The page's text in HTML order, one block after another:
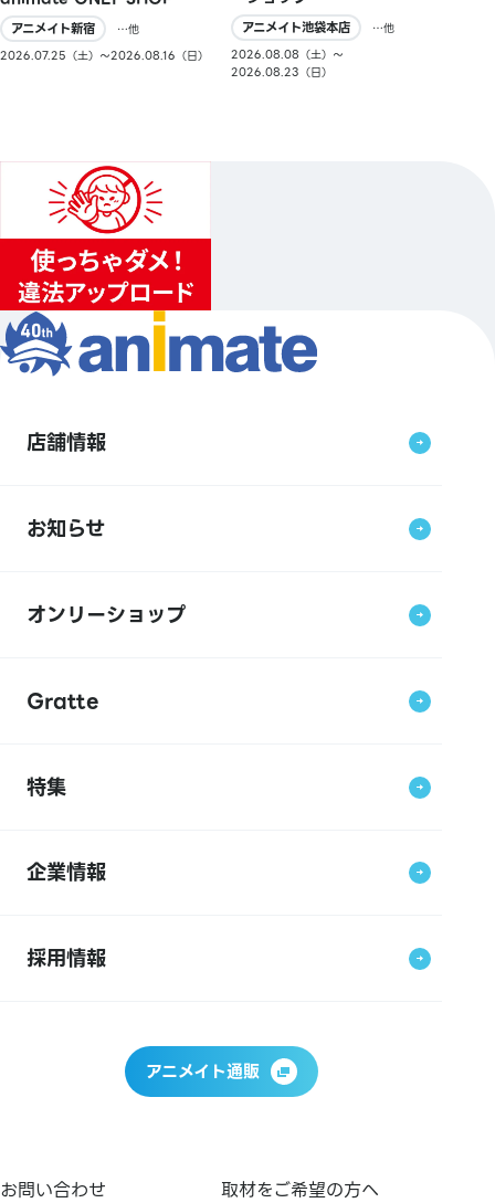
アニメイト新宿
…他
2026.07.25（土）〜2026.08.16（日）
アニメイト池袋本店
…他
2026.08.08（土）〜
2026.08.23（日）
店舗情報
お知らせ
オンリーショップ
Gratte
特集
企業情報
採用情報
アニメイト通販
お問い合わせ 取材をご希望の方へ